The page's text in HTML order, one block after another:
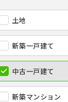
土地
新築一戸建て
中古一戸建て
新築マンション